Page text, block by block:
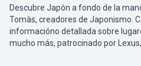
Descubre Japón a fondo de la
Tomàs, creadores de Japonismo.
informacióno detallada sobre
mucho más, patrocinado por